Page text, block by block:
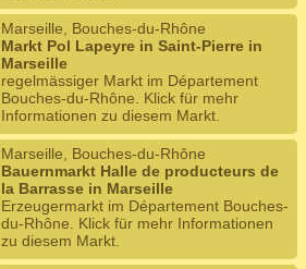
Marseille, Bouches-du-Rhône
Markt Pol Lapeyre in Saint-Pierre in
Marseille
regelmässiger Markt im Département
Bouches-du-Rhône. Klick für mehr
Informationen zu diesem Markt.
Marseille, Bouches-du-Rhône
Bauernmarkt Halle de producteurs de
la Barrasse in Marseille
Erzeugermarkt im Département Bouches-
du-Rhône. Klick für mehr Informationen
zu diesem Markt.